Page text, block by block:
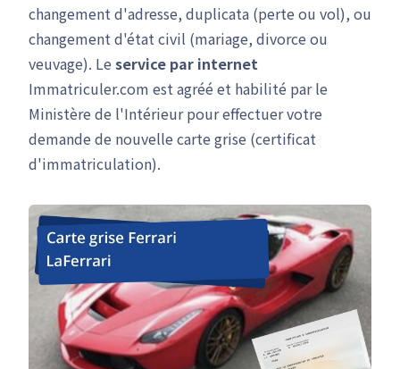
changement d'adresse, duplicata (perte ou vol), ou
changement d'état civil (mariage, divorce ou
veuvage). Le service par internet
Immatriculer.com est agréé et habilité par le
Ministère de l'Intérieur pour effectuer votre
demande de nouvelle carte grise (certificat
d'immatriculation).